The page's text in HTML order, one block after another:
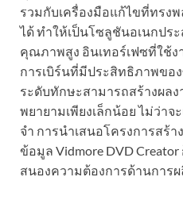
รวมกับเครื่องมือแก้ไขที่ทรง
ได้ ทำให้เป็นโซลูชันอเนกปร
คุณภาพสูง อินเทอร์เฟซที่ใช้
การเบิร์นที่มีประสิทธิภาพขอ
ระดับทักษะสามารถสร้างผล
พยายามเพียงเล็กน้อย ไม่ว่าจ
จำ การนำเสนอโครงการสร้า
ข้อมูล Vidmore DVD
สนองความต้องการด้านการ